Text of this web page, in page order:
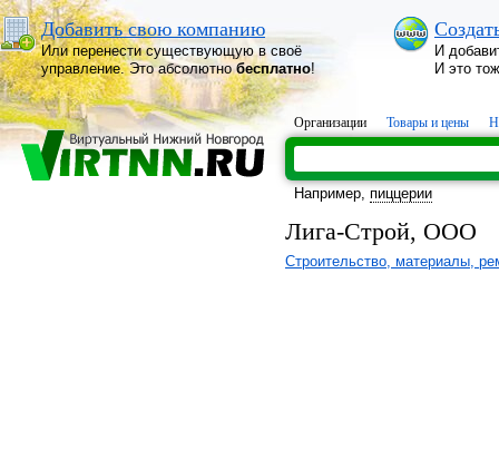
Добавить свою компанию
Или перенести существующую в своё
управление. Это абсолютнобесплатно!
И
И это
Организации Товары и цены
Например, пиццерии
Лига-Строй, ООО
Строительство, материалы,